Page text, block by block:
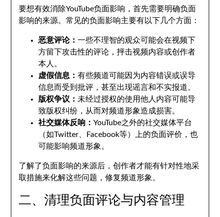
要想有效消除YouTube负面影响，首先需要明确负面
影响的来源。常见的负面影响主要有以下几个方面：
恶意评论：一些不理智的观众可能会在视频下
方留下攻击性的评论，抨击视频内容或创作者
本人。
虚假信息：有些频道可能因为内容错误或误导
信息而受到批评，甚至出现谣言和不实报道。
版权争议： 未经过授权的使用他人内容可能导
致版权纠纷，从而对频道形象造成损害。
社交媒体反响：YouTube之外的社交媒体平台
（如Twitter、Facebook等）上的负面评价，也
可能影响频道形象。
了解了负面影响的来源后，创作者才能有针对性地采
取措施来化解这些问题，修复频道形象。
二、清理负面评论与内容管理